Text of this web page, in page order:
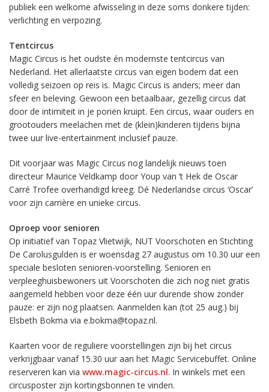
publiek een welkome afwisseling in deze soms donkere tijden:
verlichting en verpozing.
Tentcircus
Magic Circus is het oudste én modernste tentcircus van
Nederland. Het allerlaatste circus van eigen bodem dat een
volledig seizoen op reis is. Magic Circus is anders; meer dan
sfeer en beleving. Gewoon een betaalbaar, gezellig circus dat
door de intimiteit in je poriën kruipt. Een circus, waar ouders en
grootouders meelachen met de (klein)kinderen tijdens bijna
twee uur live-entertainment inclusief pauze.
Dit voorjaar was Magic Circus nog landelijk nieuws toen
directeur Maurice Veldkamp door Youp van ’t Hek de Oscar
Carré Trofee overhandigd kreeg. Dé Nederlandse circus ‘Oscar’
voor zijn carrière en unieke circus.
Oproep voor senioren
Op initiatief van Topaz Vlietwijk, NUT Voorschoten en Stichting
De Carolusgulden is er woensdag 27 augustus om 10.30 uur een
speciale besloten senioren-voorstelling. Senioren en
verpleeghuisbewoners uit Voorschoten die zich nog niet gratis
aangemeld hebben voor deze één uur durende show zonder
pauze: er zijn nog plaatsen. Aanmelden kan (tot 25 aug.) bij
Elsbeth Bokma via e.bokma@topaz.nl.
Kaarten voor de reguliere voorstellingen zijn bij het circus
verkrijgbaar vanaf 15.30 uur aan het Magic Servicebuffet. Online
reserveren kan via www.magic-circus.nl. In winkels met een
circusposter zijn kortingsbonnen te vinden.